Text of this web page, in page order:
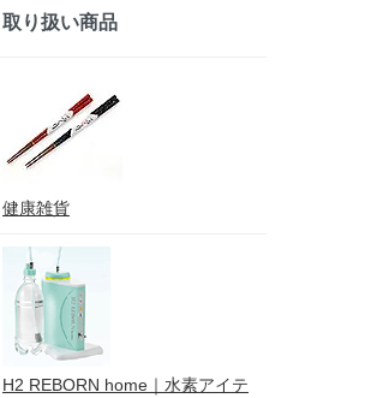
取り扱い商品
健康雑貨
H2 REBORN home｜水素アイテ